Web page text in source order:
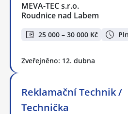
MEVA-TEC s.r.o.
Roudnice nad Labem
25 000 – 30 000 Kč
Zveřejněno: 12. dubna
Reklamační Technik /
Technička